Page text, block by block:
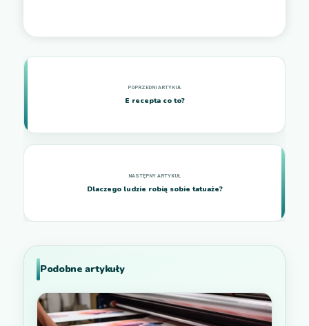
E recepta co to?
Dlaczego ludzie robią sobie tatuaże?
Podobne artykuły